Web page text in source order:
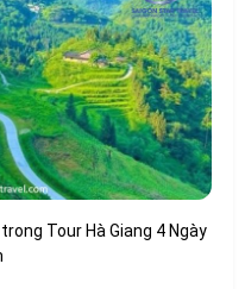
Tour Hà Giang 4 Ngày